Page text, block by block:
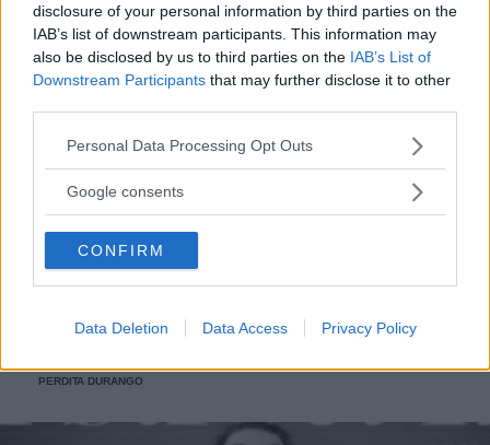
disclosure of your personal information by third parties on the
IAB’s list of downstream participants. This information may
also be disclosed by us to third parties on the IAB’s List of
Downstream Participants that may further disclose it to other
Please note that this website/app uses one or more Google
not limited to your visit or usage behaviour. You may click to
use your data for below specified purposes in below Google
consent section.
Personal Data Processing Opt Outs
Google consents
CONFIRM
Data Deletion Data Access Privacy Policy
RELAZIONI
Le più belle frasi di Taylor
Swift per rinascere dopo una
delusione d'amore
Le frasi di Taylor Swift che aiutano a superare la rottura di
una relazione: sono tratte dalle sue canzoni più belle sulla
fine di un rapporto.
PERDITA DURANGO